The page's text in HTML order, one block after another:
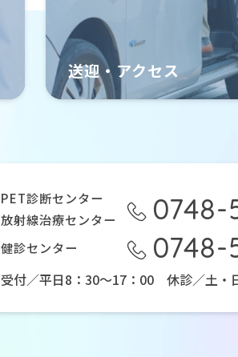
送迎・アクセス
PET診断センター
放射線治療センター
0748-
健診センター 0748-
受付／平日8：30～17：00 休診／土・